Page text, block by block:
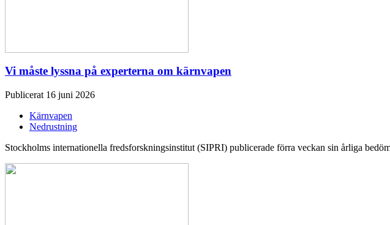
Vi måste lyssna på experterna om kärnvapen
Publicerat 16 juni 2026
Kärnvapen
Nedrustning
Stockholms internationella fredsforskningsinstitut (SIPRI) publicerade förra veckan sin årliga